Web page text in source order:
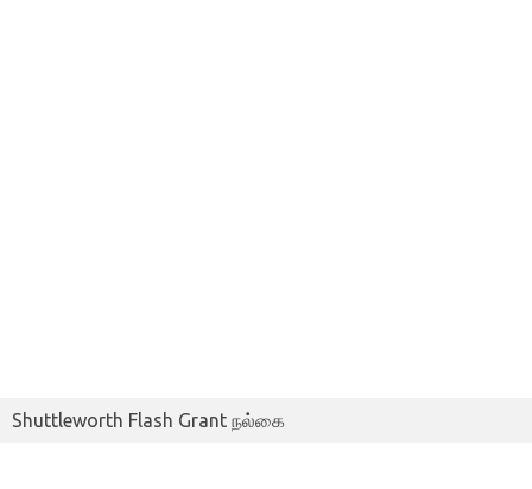
Shuttleworth Flash Grant நல்கை